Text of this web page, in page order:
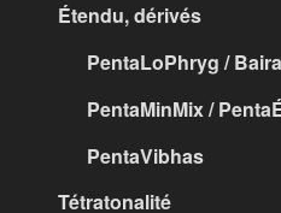
Étendu, dérivés
PentaLoPhryg /
PentaMinMix /
PentaVibhas
Tétratonalité